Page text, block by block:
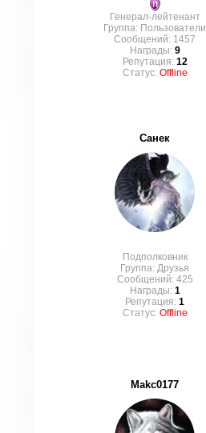
Генерал-лейтенант
Группа: Пользователи
Сообщений: 1457
Награды: 9
Репутация: 12
Статус: Offline
Санек
Подполковник
Группа: Друзья
Сообщений: 425
Награды: 1
Репутация: 1
Статус: Offline
Makc0177